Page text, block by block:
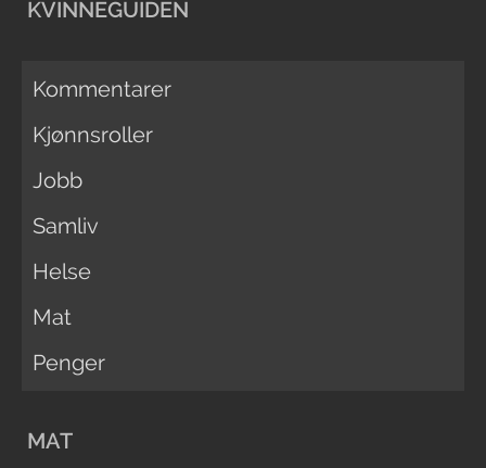
KVINNEGUIDEN
Kommentarer
Kjønnsroller
Jobb
Samliv
Helse
Mat
Penger
MAT